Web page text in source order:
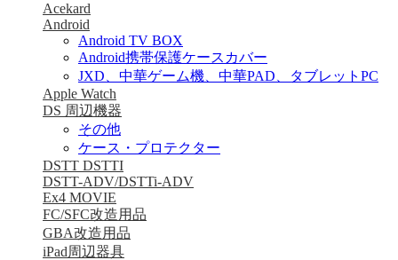
Acekard
Android
Android TV BOX
Android携帯保護ケースカバー
JXD、中華ゲーム機、中華PAD、タブレットPC
Apple Watch
DS 周辺機器
その他
ケース・プロテクター
DSTT DSTTI
DSTT-ADV/DSTTi-ADV
Ex4 MOVIE
FC/SFC改造用品
GBA改造用品
iPad周辺器具